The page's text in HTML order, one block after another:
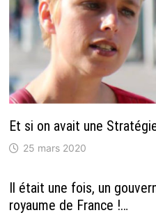
Et si on avait une
25 mars 2020
Il était une fois, un
royaume de France !…